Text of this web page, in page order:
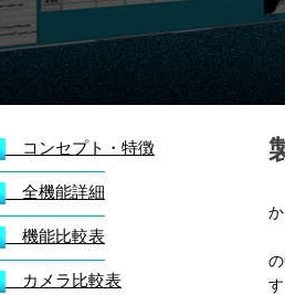
コンセプト・特徴
全機能詳細
機能比較表
カメラ比較表